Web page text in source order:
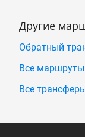
Другие
Обратный
Все маршруты
Все